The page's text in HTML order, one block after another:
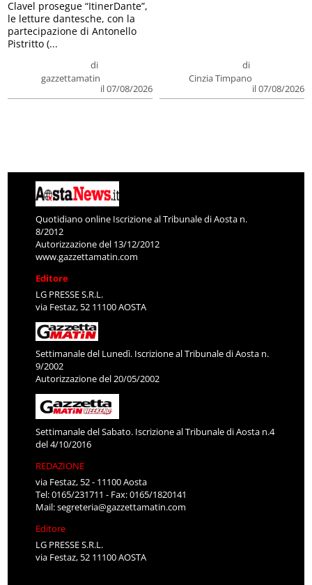
di
gazzettamatin
il 07/08/2026
Clavel prosegue “ItinerDante”,
le letture dantesche, con la
partecipazione di Antonello
Pistritto (...
di
Cinzia Timpano
il 07/08/2026
Quotidiano online Iscrizione al Tribunale di Aosta n.
8/2012
Autorizzazione del 13/12/2012
www.gazzettamatin.com
Editore
LG PRESSE S.R.L.
via Festaz, 52 11100 AOSTA
Settimanale del Lunedì. Iscrizione al Tribunale di Aosta n.
9/2002
Autorizzazione del 20/05/2002
Settimanale del Sabato. Iscrizione al Tribunale di Aosta n.4
del 4/10/2016
REDAZIONE
via Festaz, 52 - 11100 Aosta
Tel: 0165/231711 - Fax: 0165/1820141
Mail:segreteria@gazzettamatin.com
Editore
LG PRESSE S.R.L.
via Festaz, 52 11100 AOSTA